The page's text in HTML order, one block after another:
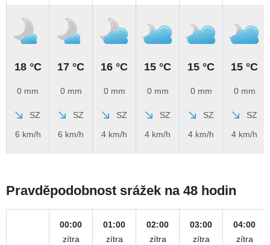
18 °C
0 mm
SZ
6 km/h
17 °C
0 mm
SZ
6 km/h
16 °C
0 mm
SZ
4 km/h
15 °C
0 mm
SZ
4 km/h
15 °C
0 mm
SZ
4 km/h
15 °C
0 mm
SZ
4 km/h
Pravděpodobnost srážek na 48 hodin
00:00
zítra
01:00
zítra
02:00
zítra
03:00
zítra
04:00
zítra